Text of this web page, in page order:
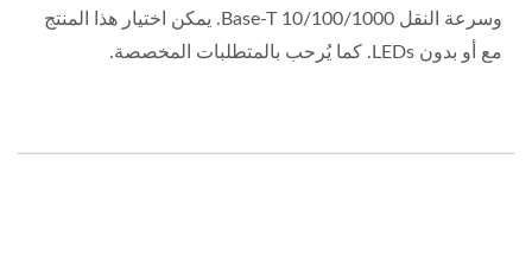
وسرعة النقل 10/100/1000 Base-T. يمكن اختيار هذا المنتج
مع أو بدون LEDs. كما يُرحب بالمتطلبات المخصصة.